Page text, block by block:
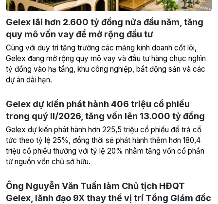
Gelex lãi hơn 2.600 tỷ đồng nửa đầu năm, tăng
quy mô vốn vay để mở rộng đầu tư
Cùng với duy trì tăng trưởng các mảng kinh doanh cốt lõi,
Gelex đang mở rộng quy mô vay và đầu tư hàng chục nghìn
tỷ đồng vào hạ tầng, khu công nghiệp, bất động sản và các
dự án dài hạn.
Gelex dự kiến phát hành 406 triệu cổ phiếu
trong quý II/2026, tăng vốn lên 13.000 tỷ đồng
Gelex dự kiến phát hành hơn 225,5 triệu cổ phiếu để trả cổ
tức theo tỷ lệ 25%, đồng thời sẽ phát hành thêm hơn 180,4
triệu cổ phiếu thưởng với tỷ lệ 20% nhằm tăng vốn cổ phần
từ nguồn vốn chủ sở hữu.
Ông Nguyễn Văn Tuấn làm Chủ tịch HĐQT
Gelex, lãnh đạo 9X thay thế vị trí Tổng Giám đốc